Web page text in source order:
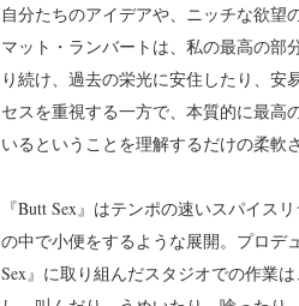
自分たちのアイデアや、ニッチな欲望
マット・ランバートは、私の最高の部
り続け、過去の栄光に安住したり、安
セスを重視する一方で、本質的に最高
いるということを理解するだけの柔軟
『Butt Sex』はテンポの速いスパイス
の中で小便をするような展開。プロデ
Sex』に取り組んだスタジオでの作業